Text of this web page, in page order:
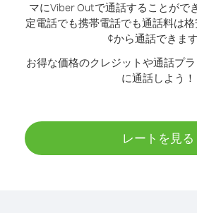
マにViber Outで通話することがで
定電話でも携帯電話でも通話料は格
¢から通話できます
お得な価格のクレジットや通話プ
に通話しよう！
レートを見る